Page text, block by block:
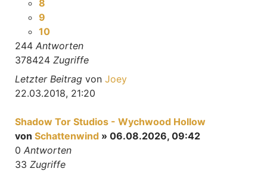
8
9
10
244 Antworten
378424 Zugriffe
Letzter Beitrag von Joey
22.03.2018, 21:20
Shadow Tor Studios - Wychwood Hollow
von Schattenwind » 06.08.2026, 09:42
0 Antworten
33 Zugriffe